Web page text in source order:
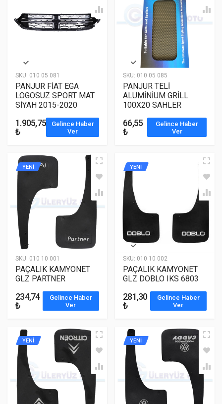
SKU: 010 05 081
PANJUR FİAT EGA
LOGOSUZ SPORT MAT
SİYAH 2015-2020
1.905,75
₺
Gelince Haber
Ver
SKU: 010 05 085
PANJUR TELİ
ALUMİNİUM GRİLL
100X20 SAHLER
66,55
₺
Gelince Haber
Ver
SKU: 010 10 001
YENİ
PAÇALIK KAMYONET
GLZ PARTNER
234,74
₺
Gelince Haber
Ver
SKU: 010 10 002
YENİ
PAÇALIK KAMYONET
GLZ DOBLO IKS 6803
281,30
₺
Gelince Haber
Ver
YENİ YENİ